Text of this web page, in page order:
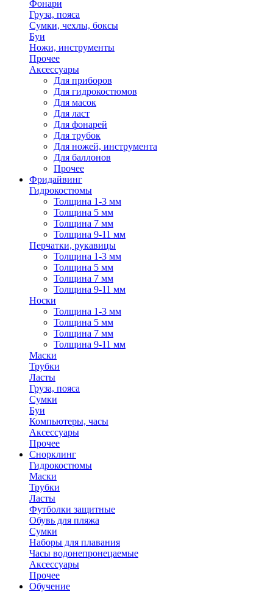
Фонари
Груза, пояса
Сумки, чехлы, боксы
Буи
Ножи, инструменты
Прочее
Аксессуары
Для приборов
Для гидрокостюмов
Для масок
Для ласт
Для фонарей
Для трубок
Для ножей, инструмента
Для баллонов
Прочее
Фридайвинг
Гидрокостюмы
Толщина 1-3 мм
Толщина 5 мм
Толщина 7 мм
Толщина 9-11 мм
Перчатки, рукавицы
Толщина 1-3 мм
Толщина 5 мм
Толщина 7 мм
Толщина 9-11 мм
Носки
Толщина 1-3 мм
Толщина 5 мм
Толщина 7 мм
Толщина 9-11 мм
Маски
Трубки
Ласты
Груза, пояса
Сумки
Буи
Компьютеры, часы
Аксессуары
Прочее
Снорклинг
Гидрокостюмы
Маски
Трубки
Ласты
Футболки защитные
Обувь для пляжа
Сумки
Наборы для плавания
Часы водонепронецаемые
Аксессуары
Прочее
Обучение